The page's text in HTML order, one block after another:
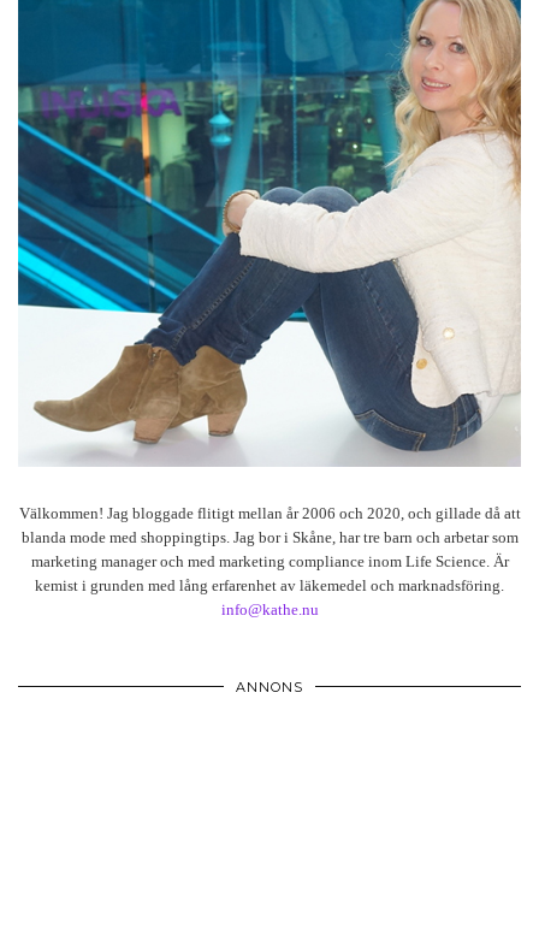
Välkommen! Jag bloggade flitigt mellan år 2006 och 2020, och gillade då att
blanda mode med shoppingtips. Jag bor i Skåne, har tre barn och arbetar som
marketing manager och med marketing compliance inom Life Science. Är
kemist i grunden med lång erfarenhet av läkemedel och marknadsföring.
info@kathe.nu
ANNONS